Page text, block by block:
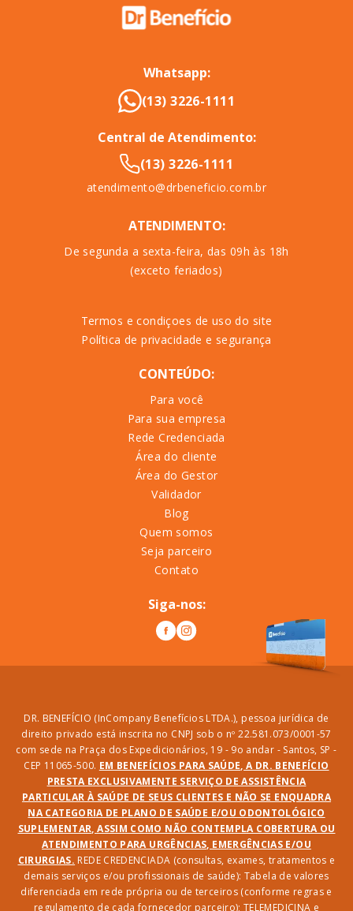
Whatsapp:
(13) 3226-1111
Central de Atendimento:
(13) 3226-1111
atendimento@drbeneficio.com.br
ATENDIMENTO:
De segunda a sexta-feira, das 09h às 18h
(exceto feriados)
Termos e condiçoes de uso do site
Política de privacidade e segurança
CONTEÚDO:
Para você
Para sua empresa
Rede Credenciada
Área do cliente
Área do Gestor
Validador
Blog
Quem somos
Seja parceiro
Contato
Siga-nos:
DR. BENEFÍCIO (InCompany Benefícios LTDA.), pessoa jurídica de
direito privado está inscrita no CNPJ sob o nº 22.581.073/0001-57
com sede na Praça dos Expedicionários, 19 - 9o andar - Santos, SP -
CEP 11065-500. EM BENEFÍCIOS PARA SAÚDE, A DR. BENEFÍCIO
PRESTA EXCLUSIVAMENTE SERVIÇO DE ASSISTÊNCIA
PARTICULAR À SAÚDE DE SEUS CLIENTES E NÃO SE ENQUADRA
NA CATEGORIA DE PLANO DE SAÚDE E/OU ODONTOLÓGICO
SUPLEMENTAR, ASSIM COMO NÃO CONTEMPLA COBERTURA OU
ATENDIMENTO PARA URGÊNCIAS, EMERGÊNCIAS E/OU
CIRURGIAS. REDE CREDENCIADA (consultas, exames, tratamentos e
demais serviços e/ou profissionais de saúde): Tabela de valores
diferenciada em rede própria ou de terceiros (conforme regras e
regulamento de cada fornecedor parceiro); TELEMEDICINA e